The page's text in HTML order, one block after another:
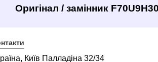
Оригінал / замінник
Київ Палладіна 32/34